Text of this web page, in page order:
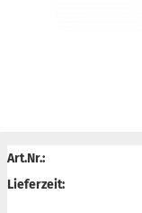
Art.Nr.:
Lieferzeit: